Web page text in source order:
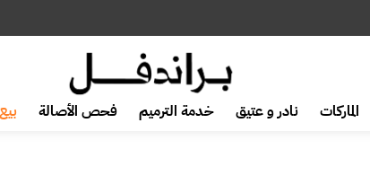
الماركات نادر و عتيق خدمة الترميم فحص الأصالة